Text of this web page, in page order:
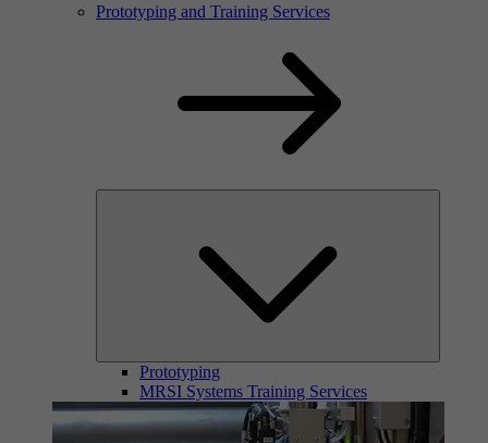
Prototyping and Training Services
Prototyping
MRSI Systems Training Services